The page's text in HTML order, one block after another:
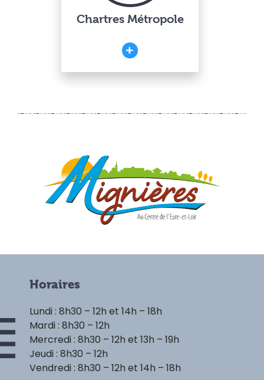
Chartres Métropole
Horaires
Lundi : 8h30 – 12h et 14h – 18h
Mardi : 8h30 – 12h
Mercredi : 8h30 – 12h et 13h – 19h
Jeudi : 8h30 – 12h
Vendredi : 8h30 – 12h et 14h – 18h